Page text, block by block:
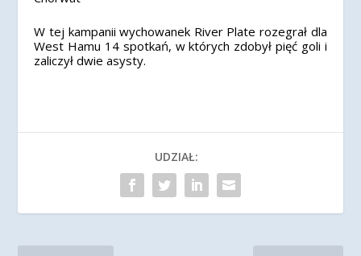
W tej kampanii wychowanek River Plate rozegrał dla
West Hamu 14 spotkań, w których zdobył pięć goli i
zaliczył dwie asysty.
UDZIAŁ: